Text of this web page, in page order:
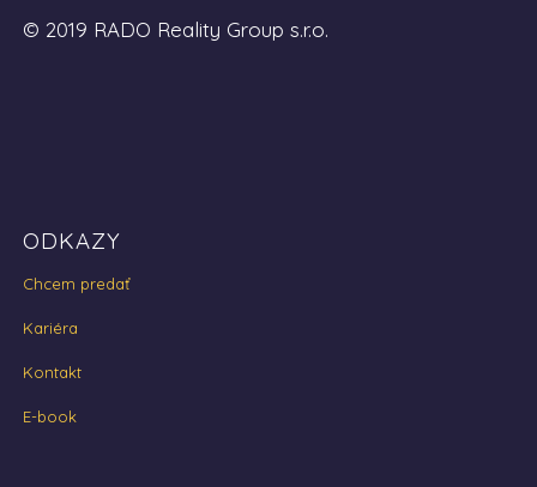
© 2019 RADO Reality Group s.r.o.
ODKAZY
Chcem predať
Kariéra
Kontakt
E-book